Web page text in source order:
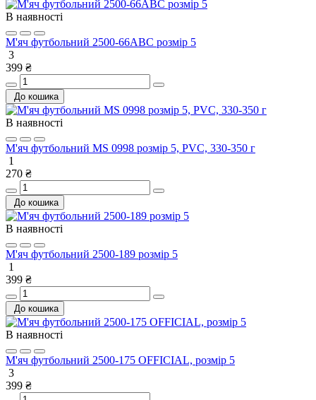
В наявності
М'яч футбольний 2500-66ABC розмір 5
3
399 ₴
До кошика
В наявності
М'яч футбольний MS 0998 розмір 5, PVC, 330-350 г
1
270 ₴
До кошика
В наявності
М'яч футбольний 2500-189 розмір 5
1
399 ₴
До кошика
В наявності
М'яч футбольний 2500-175 OFFICIAL, розмір 5
3
399 ₴